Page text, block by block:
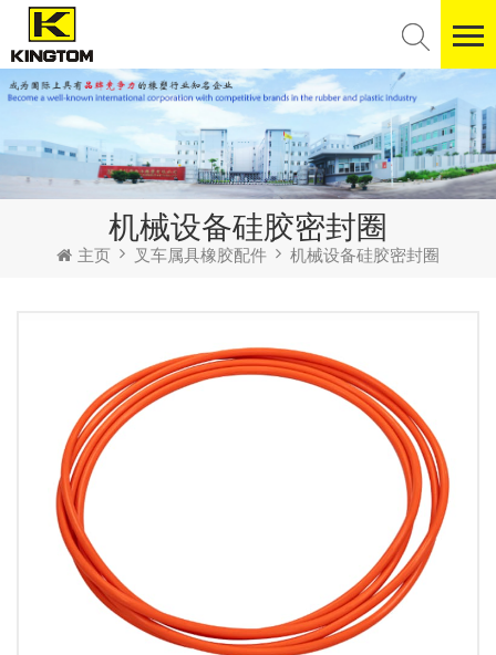
机械设备硅胶密封圈
主页 叉车属具橡胶配件 机械设备硅胶密封圈